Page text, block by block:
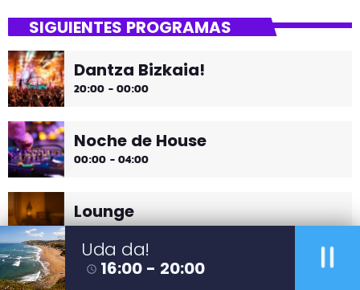
¡Toda la música!
¡Toda la música!
SIGUIENTES PROGRAMAS
Dantza Bizkaia!
20:00 - 00:00
Noche de House
00:00 - 04:00
Lounge
HORA DE DESCONECTAR DE TODO
04:00 - 05:00
Uda da!
access_time 16:00 - 20:00 pause